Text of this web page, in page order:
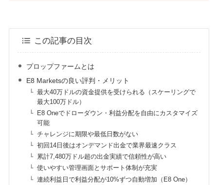
この記事の目次
プロップファームとは
E8 Marketsの良い評判・メリット
最大40万ドルの資金提供を受けられる（スケーリングで
最大100万ドル）
E8 Oneでドローダウン・利益分配を自由にカスタマイズ
可能
チャレンジに期限や最低日数がない
初回14日後はオンデマンド出金で業界最速クラス
累計7,480万ドル超の出金実績で信頼性が高い
使いやすい管理画面とサポート体制が充実
連続利益日で利益分配が10%ずつ自動増加（E8 One）